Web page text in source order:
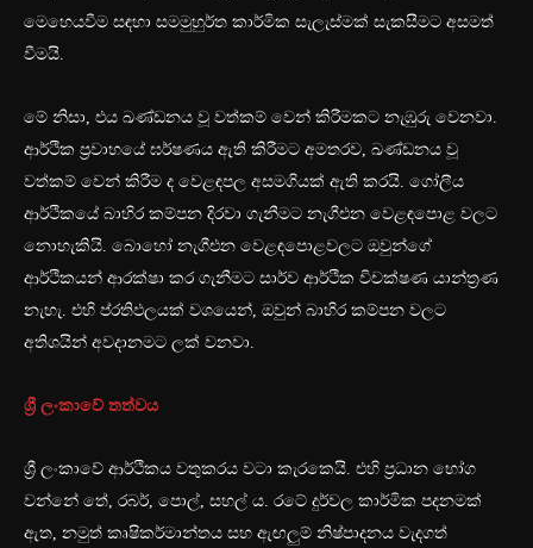
මෙහෙයවීම සඳහා සමමුහුර්ත කාර්මික සැලැස්මක් සැකසීමට අසමත්
වීමයි.
මේ නිසා, එය ඛණ්ඩනය වූ වත්කම් වෙන් කිරීමකට නැඹුරු වෙනවා.
ආර්ථික ප්‍රවාහයේ ඝර්ෂණය ඇති කිරීමට අමතරව, ඛණ්ඩනය වූ
වත්කම් වෙන් කිරීම ද වෙළඳපල අසමගියක් ඇති කරයි. ගෝලීය
ආර්ථිකයේ බාහිර කම්පන දිරවා ගැනීමට නැගීඑන වෙළඳපොළ වලට
නොහැකියි. බොහෝ නැගීඑන වෙළඳපොළවලට ඔවුන්ගේ
ආර්ථිකයන් ආරක්ෂා කර ගැනීමට සාර්ව ආර්ථික විචක්ෂණ යාන්ත්‍රණ
නැහැ. එහි ප්රතිඵලයක් වශයෙන්, ඔවුන් බාහිර කම්පන වලට
අතිශයින් අවදානමට ලක් වනවා.
ශ්‍රී ලංකාවේ තත්වය
ශ්‍රී ලංකාවේ ආර්ථිකය වතුකරය වටා කැරකෙයි. එහි ප්‍රධාන භෝග
වන්නේ තේ, රබර්, පොල්, සහල් ය. රටේ දුර්වල කාර්මික පදනමක්
ඇත, නමුත් කෘෂිකර්මාන්තය සහ ඇඟලුම් නිෂ්පාදනය වැදගත්